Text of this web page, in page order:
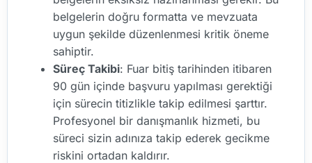
belgelerin doğru formatta ve mevzuata
uygun şekilde düzenlenmesi kritik öneme
sahiptir.
Süreç Takibi: Fuar bitiş tarihinden itibaren
90 gün içinde başvuru yapılması gerektiği
için sürecin titizlikle takip edilmesi şarttır.
Profesyonel bir danışmanlık hizmeti, bu
süreci sizin adınıza takip ederek gecikme
riskini ortadan kaldırır.